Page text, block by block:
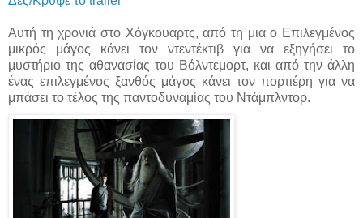
Αυτή τη χρονιά στο Χόγκουαρτς, από τη μια ο Επιλεγμένος
μικρός μάγος κάνει τον ντεντέκτιβ για να εξηγήσει το
μυστήριο της αθανασίας του Βόλντεμορτ, και από την άλλη
ένας επιλεγμένος ξανθός μάγος κάνει τον πορτιέρη για να
μπάσει το τέλος της παντοδυναμίας του Ντάμπλντορ.